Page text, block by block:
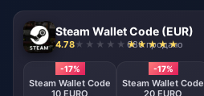
Steam Wallet Code (EUR)
4.78 686 продано
-17%
Steam Wallet Code
10 EURO
-17%
Steam Wallet Code
20 EURO